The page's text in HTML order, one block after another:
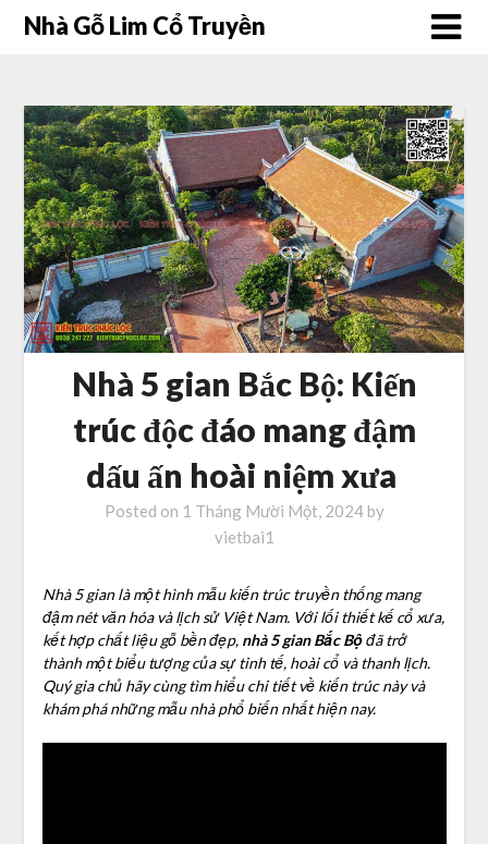
Nhà Gỗ Lim Cổ Truyền
Nhà 5 gian Bắc Bộ: Kiến
trúc độc đáo mang đậm
dấu ấn hoài niệm xưa
Posted on 1 Tháng Mười Một, 2024by
vietbai1
Nhà 5 gian là một hình mẫu kiến trúc truyền thống mang
đậm nét văn hóa và lịch sử Việt Nam. Với lối thiết kế cổ xưa,
kết hợp chất liệu gỗ bền đẹp, nhà 5 gian Bắc Bộđã trở
thành một biểu tượng của sự tinh tế, hoài cổ và thanh lịch.
Quý gia chủ hãy cùng tìm hiểu chi tiết về kiến trúc này và
khám phá những mẫu nhà phổ biến nhất hiện nay.